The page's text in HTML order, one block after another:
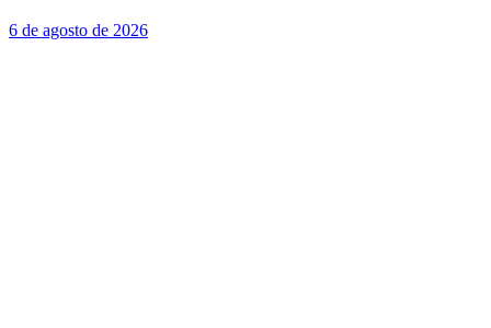
6 de agosto de 2026